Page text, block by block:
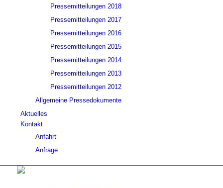
Pressemitteilungen 2018
Pressemitteilungen 2017
Pressemitteilungen 2016
Pressemitteilungen 2015
Pressemitteilungen 2014
Pressemitteilungen 2013
Pressemitteilungen 2012
Allgemeine Pressedokumente
Aktuelles
Kontakt
Anfahrt
Anfrage